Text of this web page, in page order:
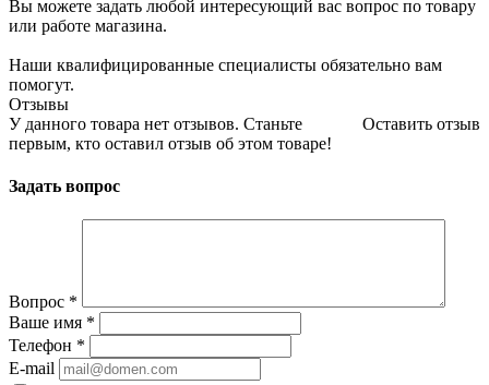
Вы можете задать любой интересующий вас вопрос по товару
или работе магазина.
Наши квалифицированные специалисты обязательно вам
помогут.
Отзывы
Оставить отзыв
У данного товара нет отзывов. Станьте
первым, кто оставил отзыв об этом товаре!
Задать вопрос
Вопрос *
Ваше имя *
Телефон *
E-mail